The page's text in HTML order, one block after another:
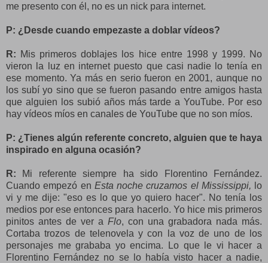
me presento con él, no es un nick para internet.
P: ¿Desde cuando empezaste a doblar vídeos?
R: Mis primeros doblajes los hice entre 1998 y 1999. No
vieron la luz en internet puesto que casi nadie lo tenía en
ese momento. Ya más en serio fueron en 2001, aunque no
los subí yo sino que se fueron pasando entre amigos hasta
que alguien los subió años más tarde a YouTube. Por eso
hay vídeos míos en canales de YouTube que no son míos.
P: ¿Tienes algún referente concreto, alguien que te haya
inspirado en alguna ocasión?
R: Mi referente siempre ha sido Florentino Fernández.
Cuando empezó en Esta noche cruzamos el Mississippi, lo
vi y me dije: "eso es lo que yo quiero hacer". No tenía los
medios por ese entonces para hacerlo. Yo hice mis primeros
pinitos antes de ver a Flo, con una grabadora nada más.
Cortaba trozos de telenovela y con la voz de uno de los
personajes me grababa yo encima. Lo que le vi hacer a
Florentino Fernández no se lo había visto hacer a nadie,